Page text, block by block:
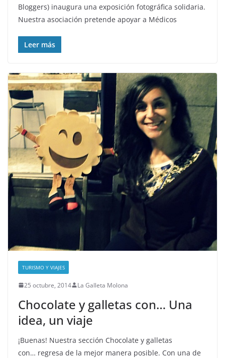
Bloggers) inaugura una exposición fotográfica solidaria.
Nuestra asociación pretende apoyar a Médicos
Leer más
TURISMO Y VIAJES
25 octubre, 2014 La Galleta Molona
Chocolate y galletas con… Una
idea, un viaje
¡Buenas! Nuestra sección Chocolate y galletas
con… regresa de la mejor manera posible. Con una de